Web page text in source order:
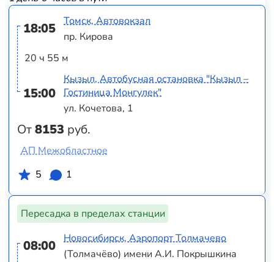
18:05
20 ч 55 м
15:00
От8153 руб.
Томск, Автовокзал
пр. Кирова
Кызыл, Автобусная остановка "Кызыл –
Гостиница Монгулек"
ул. Кочетова, 1
АП Межобластное
5
1
Пересадка в пределах станции
08:00
Новосибирск, Аэропорт Толмачево
(Толмачёво) имени А.И. Покрышкина